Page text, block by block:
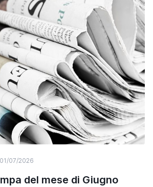
01/07/2026
del mese di Giugno